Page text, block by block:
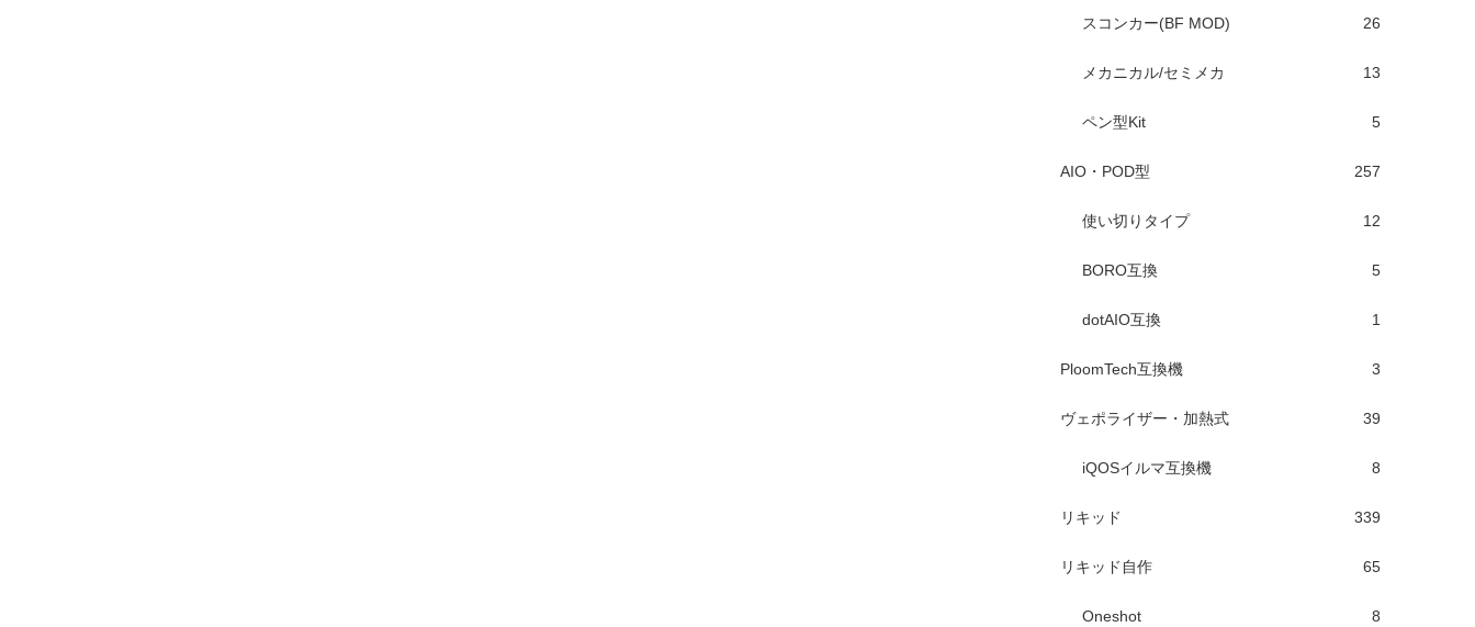
スコンカー(BF MOD) 26
メカニカル/セミメカ 13
ペン型Kit 5
AIO・POD型 257
使い切りタイプ 12
BORO互換 5
dotAIO互換 1
PloomTech互換機 3
ヴェポライザー・加熱式 39
iQOSイルマ互換機 8
リキッド 339
リキッド自作 65
Oneshot 8